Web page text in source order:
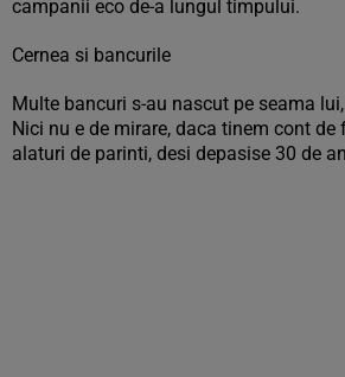
campanii eco de-a lungul timpului.
Cernea si bancurile
Multe bancuri s-au nascut pe seama
Nici nu e de mirare, daca tinem cont
alaturi de parinti, desi depasise 30 de